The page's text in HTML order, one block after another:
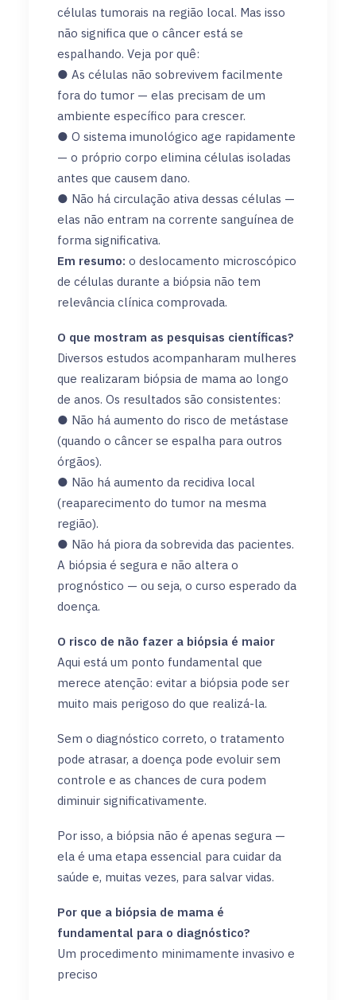
células tumorais na região local. Mas isso
não significa que o câncer está se
espalhando. Veja por quê:
● As células não sobrevivem facilmente
fora do tumor — elas precisam de um
ambiente específico para crescer.
● O sistema imunológico age rapidamente
— o próprio corpo elimina células isoladas
antes que causem dano.
● Não há circulação ativa dessas células —
elas não entram na corrente sanguínea de
forma significativa.
Em resumo: o deslocamento microscópico
de células durante a biópsia não tem
relevância clínica comprovada.
O que mostram as pesquisas científicas?
Diversos estudos acompanharam mulheres
que realizaram biópsia de mama ao longo
de anos. Os resultados são consistentes:
● Não há aumento do risco de metástase
(quando o câncer se espalha para outros
órgãos).
● Não há aumento da recidiva local
(reaparecimento do tumor na mesma
região).
● Não há piora da sobrevida das pacientes.
A biópsia é segura e não altera o
prognóstico — ou seja, o curso esperado da
doença.
O risco de não fazer a biópsia é maior
Aqui está um ponto fundamental que
merece atenção: evitar a biópsia pode ser
muito mais perigoso do que realizá-la.
Sem o diagnóstico correto, o tratamento
pode atrasar, a doença pode evoluir sem
controle e as chances de cura podem
diminuir significativamente.
Por isso, a biópsia não é apenas segura —
ela é uma etapa essencial para cuidar da
saúde e, muitas vezes, para salvar vidas.
Por que a biópsia de mama é
fundamental para o diagnóstico?
Um procedimento minimamente invasivo e
preciso